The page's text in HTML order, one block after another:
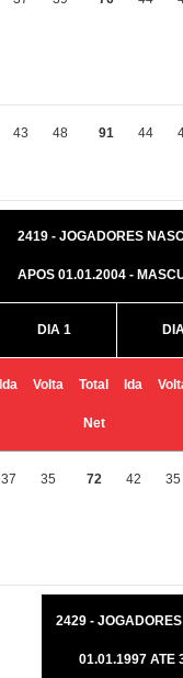
43 48 91 44
2419 - JOGADORES
APOS 01.01.2004 -
DIA 1
Ida Volta Total
Net
Ida
37 35 72 42 35
2429 -
01.01.1997 ATE